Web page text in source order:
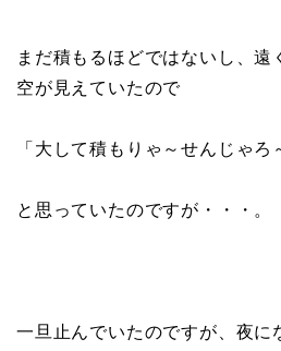
まだ積もるほどではないし、遠
空が見えていたので
「大して積もりゃ～せんじゃろ
と思っていたのですが・・・。
一旦止んでいたのですが、夜に